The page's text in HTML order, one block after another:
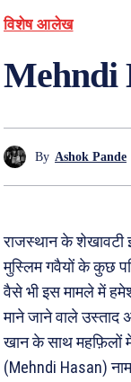
विशेष आलेख
Mehndi
By Ashok Pande
राजस्थान के
मुस्लिम गवैयों के कुछ
वैसे भी इस मामले में
माने जाने वाले
खान के साथ महफ़िलों
(Mehndi Hasan)